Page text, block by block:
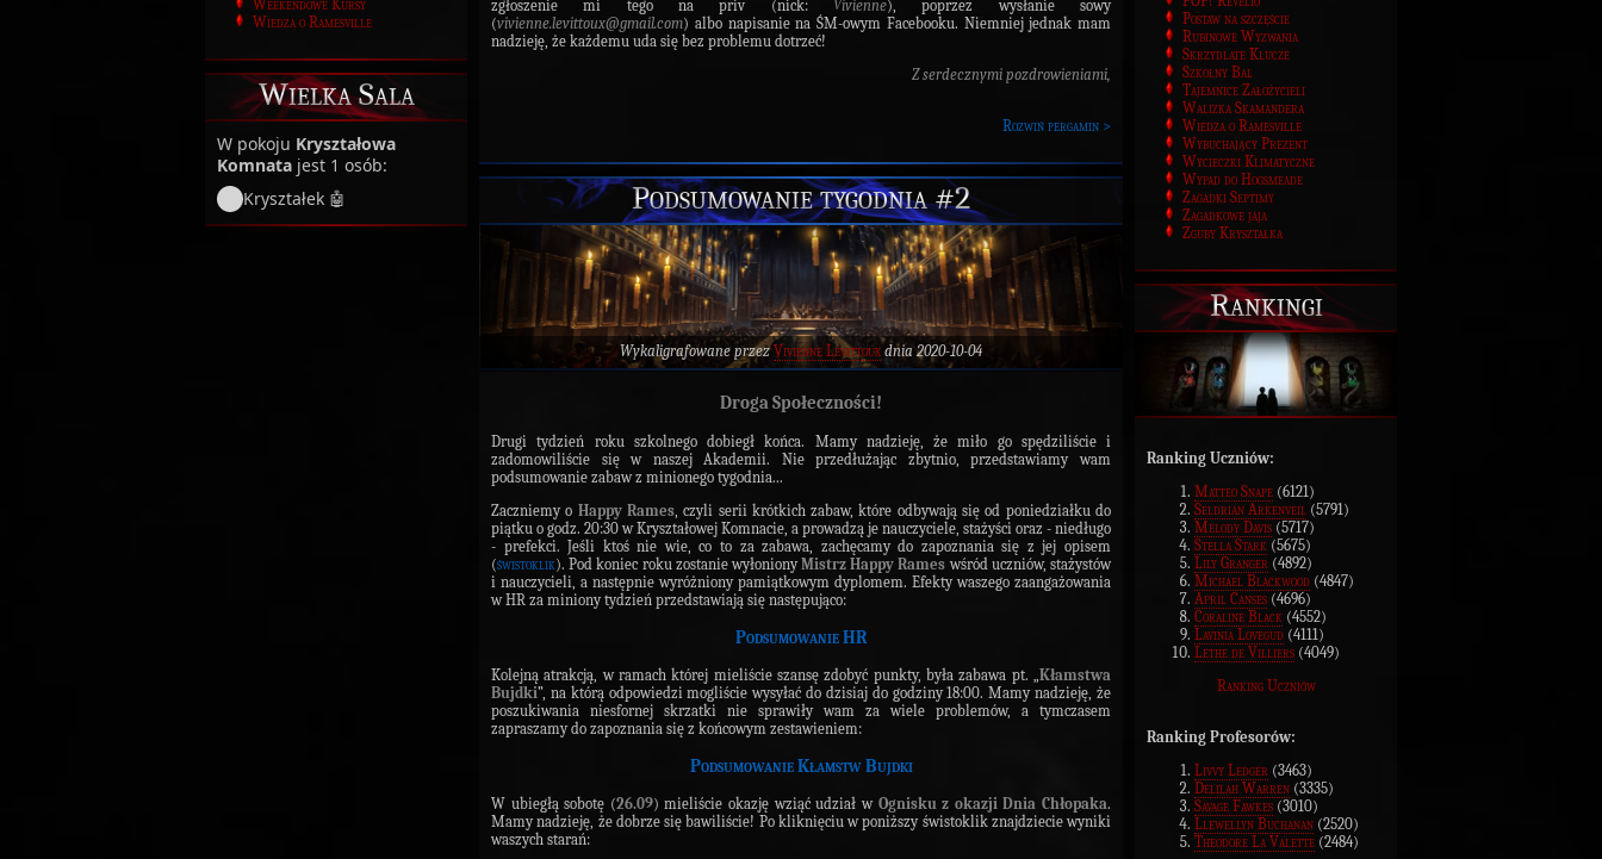
Weekendowe Kursy
Wiedza o Ramesville
Wielka Sala
W pokoju Kryształowa
Komnata jest 1 osób:
Kryształek 🤖
zgłoszenie mi tego na priv (nick: Vivienne), poprzez wysłanie sowy
(vivienne.levittoux@gmail.com) albo napisanie na ŚM-owym Facebooku. Niemniej jednak mam
nadzieję, że każdemu uda się bez problemu dotrzeć!
Z serdecznymi pozdrowieniami,
Rozwiń pergamin >
Podsumowanie tygodnia #2
Wykaligrafowane przezVivienne Levittoux dnia 2020-10-04
Droga Społeczności!
Drugi tydzień roku szkolnego dobiegł końca. Mamy nadzieję, że miło go spędziliście i
zadomowiliście się w naszej Akademii. Nie przedłużając zbytnio, przedstawiamy wam
podsumowanie zabaw z minionego tygodnia...
Zaczniemy o Happy Rames, czyli serii krótkich zabaw, które odbywają się od poniedziałku do
piątku o godz. 20:30 w Kryształowej Komnacie, a prowadzą je nauczyciele, stażyści oraz - niedługo
- prefekci. Jeśli ktoś nie wie, co to za zabawa, zachęcamy do zapoznania się z jej opisem
(świstoklik). Pod koniec roku zostanie wyłonionyMistrz Happy Rames wśród uczniów, stażystów
i nauczycieli, a następnie wyróżniony pamiątkowym dyplomem. Efekty waszego zaangażowania
w HR za miniony tydzień przedstawiają się następująco:
Podsumowanie HR
Kolejną atrakcją, w ramach której mieliście szansę zdobyć punkty, była zabawa pt. „ Kłamstwa
Bujdki”, na którą odpowiedzi mogliście wysyłać do dzisiaj do godziny 18:00. Mamy nadzieję, że
poszukiwania niesfornej skrzatki nie sprawiły wam za wiele problemów, a tymczasem
zapraszamy do zapoznania się z końcowym zestawieniem:
Podsumowanie Kłamstw Bujdki
W ubiegłą sobotę (26.09) mieliście okazję wziąć udział w Ognisku z okazji Dnia Chłopaka.
Mamy nadzieję, że dobrze się bawiliście! Po kliknięciu w poniższy świstoklik znajdziecie wyniki
waszych starań:
Postaw na szczęście
Rubinowe Wyzwania
Skrzydlate Klucze
Szkolny Bal
Tajemnice Założycieli
Walizka Skamandera
Wiedza o Ramesville
Wybuchający Prezent
Wycieczki Klimatyczne
Wypad do Hogsmeade
Zagadki Septimy
Zagadkowe jaja
Zguby Kryształka
Rankingi
Ranking Uczniów:
Matteo Snape (6121)
Seldrian Arkenveil (5791)
Melody Davis (5717)
Stella Stark (5675)
Lily Granger (4892)
Michael Blackwood (4847)
April Canses (4696)
Coraline Black (4552)
Lavinia Lovegud (4111)
Lethe de Villiers (4049)
Ranking Uczniów
Ranking Profesorów:
Livvy Ledger (3463)
Delilah Warren (3335)
Savage Fawkes (3010)
Llewellyn Buchanan (2520)
Theodore La Valette (2484)